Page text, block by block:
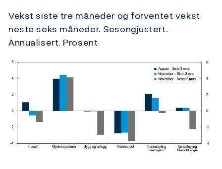
Vekst siste tre måneder og forventet vekst
neste seks måneder. Sesongjustert.
Annualisert. Prosent